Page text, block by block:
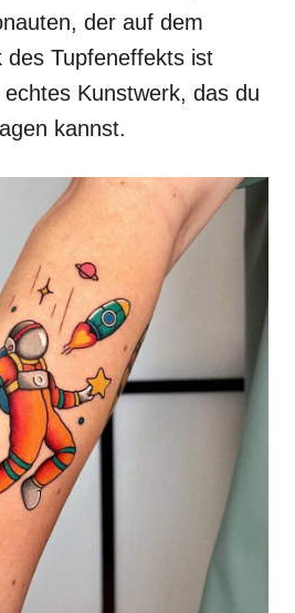
der auf dem
des Tupfeneffekts ist
Kunstwerk, das du
kannst.